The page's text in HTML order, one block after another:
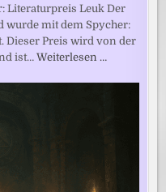
Literaturpreis Leuk Der
wurde mit dem Spycher:
Dieser Preis wird von der
ist…Weiterlesen …